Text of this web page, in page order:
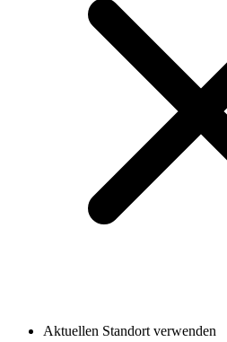
Aktuellen Standort verwenden